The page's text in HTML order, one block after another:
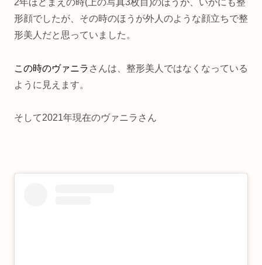
形顔でしたが、その時のほうが外人のような顔立ちで整
形美人だと思っていました。
この時のヴァニラ さんは、整形美人ではなくなっている
ように見えます。
そして2021年現在のヴァニラさん